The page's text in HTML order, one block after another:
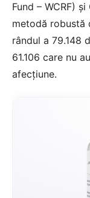
Fund – WCRF)
metodă robustă
rândul a 79.148
61.106 care nu
afecţiune.